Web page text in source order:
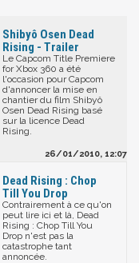
Shibyô Osen Dead
Rising - Trailer
Le Capcom Title Premiere
for Xbox 360 a été
l'occasion pour Capcom
d'annoncer la mise en
chantier du film Shibyô
Osen Dead Rising basé
sur la licence Dead
Rising.
26/01/2010, 12:07
Dead Rising : Chop
Till You Drop
Contrairement à ce qu'on
peut lire ici et là, Dead
Rising : Chop Till You
Drop n'est pas la
catastrophe tant
annoncée.